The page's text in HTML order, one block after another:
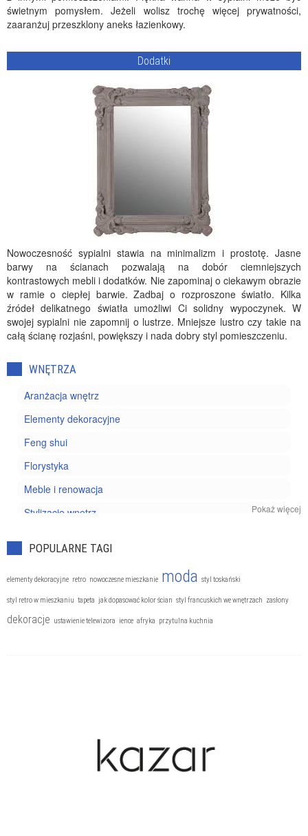
świetnym pomysłem. Jeżeli wolisz trochę więcej prywatności,
zaaranżuj przeszklony aneks łazienkowy.
Dodatki
Nowoczesność sypialni stawia na minimalizm i prostotę. Jasne
barwy na ścianach pozwalają na dobór ciemniejszych
kontrastowych mebli i dodatków. Nie zapominaj o ciekawym obrazie
w ramie o ciepłej barwie. Zadbaj o rozproszone światło. Kilka
źródeł delikatnego światła umożliwi Ci solidny wypoczynek. W
swojej sypialni nie zapomnij o lustrze. Mniejsze lustro czy takie na
całą ścianę rozjaśni, powiększy i nada dobry styl pomieszczeniu.
WNĘTRZA
Aranżacja wnętrz
Elementy dekoracyjne
Feng shui
Florystyka
Meble i renowacja
Stylizacje wnętrz
Pokaż więcej
POPULARNE TAGI
elementy dekoracyjne retro nowoczesne mieszkanie moda styl toskański
styl retro w mieszkaniu tapeta jak dopasować kolor ścian styl francuskich we wnętrzach zasłony
dekoracje ustawienie telewizora ience afryka przytulna kuchnia